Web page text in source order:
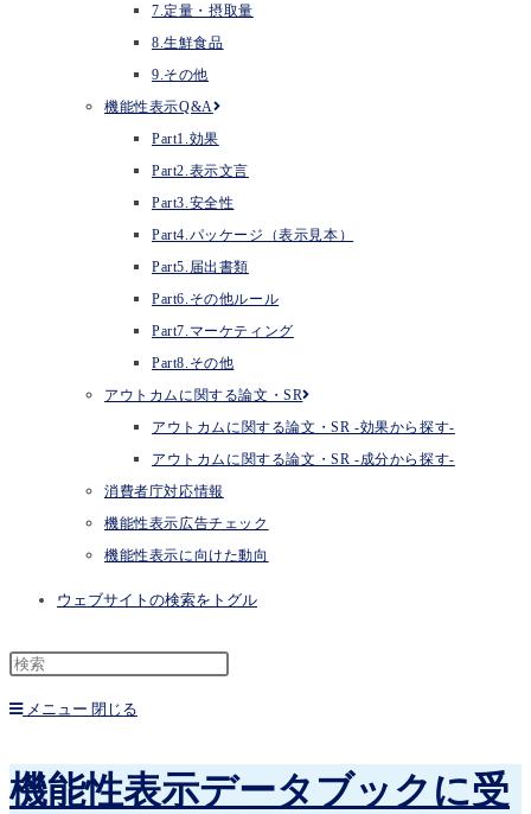
7.定量・摂取量
8.生鮮食品
9.その他
機能性表示Q&A
Part1.効果
Part2.表示文言
Part3.安全性
Part4.パッケージ（表示見本）
Part5.届出書類
Part6.その他ルール
Part7.マーケティング
Part8.その他
アウトカムに関する論文・SR
アウトカムに関する論文・SR -効果から探す-
アウトカムに関する論文・SR -成分から探す-
消費者庁対応情報
機能性表示広告チェック
機能性表示に向けた動向
ウェブサイトの検索をトグル
メニュー 閉じる
機能性表示データブックに受